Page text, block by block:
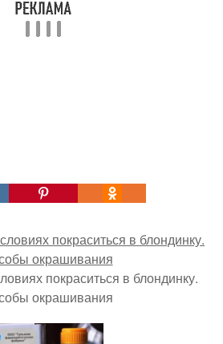
покраситься в блондинку.
окрашивания